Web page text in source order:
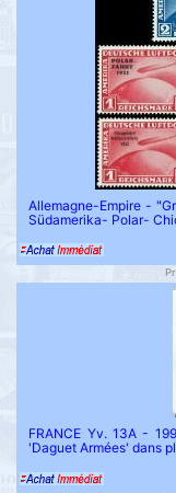
Allemagne-Empire -
Südamerika- Polar-
FRANCE Yv. 13A -
'Daguet Armées' dans